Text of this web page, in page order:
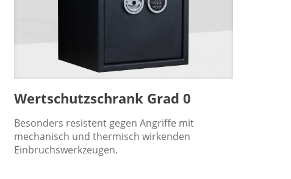
Wertschutzschrank Grad 0
Besonders resistent gegen Angriffe mit
mechanisch und thermisch wirkenden
Einbruchswerkzeugen.